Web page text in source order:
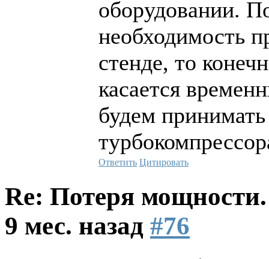
оборудовании.
необходимость
стенде, то
касается
будем
Ответить Цитировать
Re: Потеря
9 мес. назад #76